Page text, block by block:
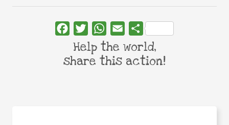
FacebookTwitterWhatsApp
Email Share
Help the world,
share this action!